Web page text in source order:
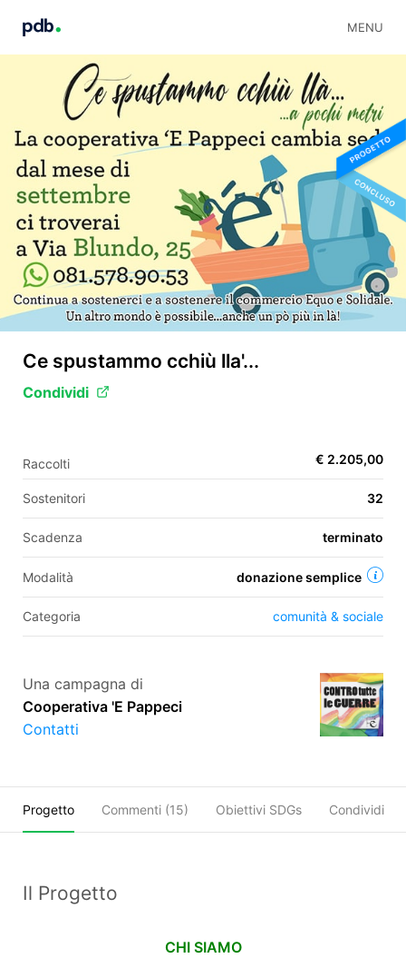
MENU
IT
ES
Ce spustammo cchiù lla'...
Condividi
Raccolti € 2.205,00
Sostenitori 32
Scadenza terminato
Modalità donazione semplice
Categoria comunità & sociale
Una campagna di
Cooperativa 'E Pappeci
Contatti
Progetto Commenti (15) Obiettivi SDGs Condividi
Il Progetto
CHI SIAMO